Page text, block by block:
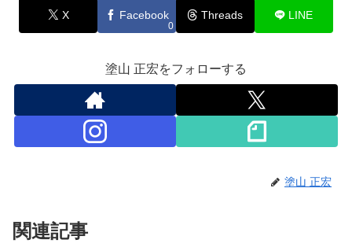
X Facebook
0
Threads LINE
塗山 正宏をフォローする
塗山 正宏
関連記事